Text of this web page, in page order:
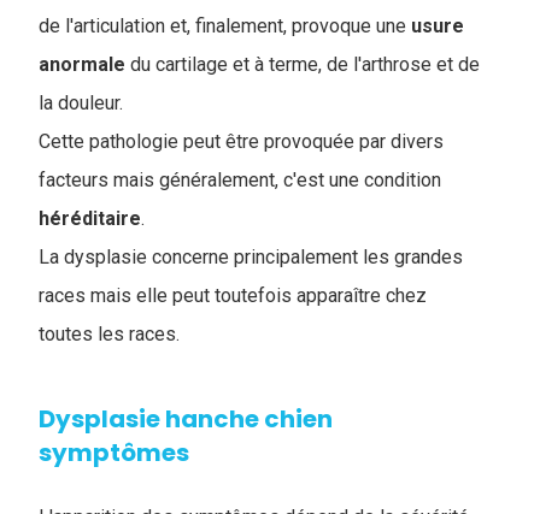
de l'articulation et, finalement, provoque une usure
anormale du cartilage et à terme, de l'arthrose et de
la douleur.
Cette pathologie peut être provoquée par divers
facteurs mais généralement, c'est une condition
héréditaire.
La dysplasie concerne principalement les grandes
races mais elle peut toutefois apparaître chez
toutes les races.
Dysplasie hanche chien
symptômes